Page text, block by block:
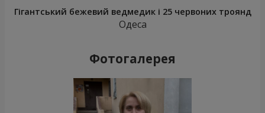
Гігантський бежевий ведмедик і 25 червоних троянд
Одеса
Фотогалерея